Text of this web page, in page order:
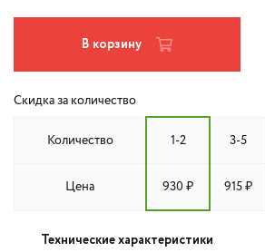
В корзину
Скидка за количество
Количество 1-2 3-5
Цена 930 ₽ 915 ₽
Технические характеристики